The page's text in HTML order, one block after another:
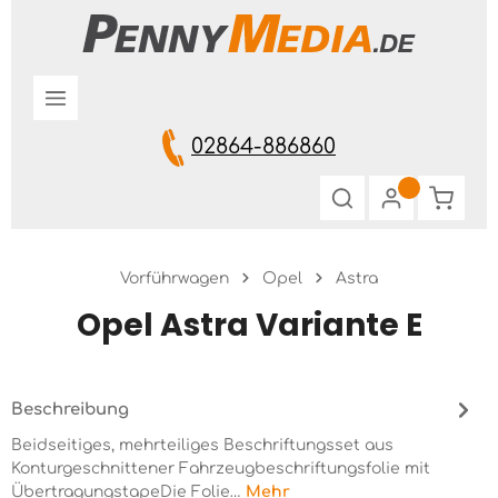
Zum Hauptinhalt springen
02864-886860
Vorführwagen Opel Astra
Opel Astra Variante E
Beschreibung
Beidseitiges, mehrteiliges Beschriftungsset aus
Konturgeschnittener Fahrzeugbeschriftungsfolie mit
ÜbertragungstapeDie Folie… Mehr